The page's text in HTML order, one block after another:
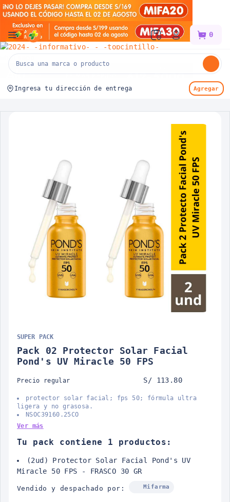
Mifarma 0
Ingresa tu dirección de entrega Agregar
SUPER PACK
Pack 02 Protector Solar Facial
Pond's UV Miracle 50 FPS
Precio regular S/ 113.80
protector solar facial; fps 50; fórmula ultra
ligera y no grasosa.
NSOC39160.25CO
Ver más
Tu pack contiene 1 productos:
(2ud) Protector Solar Facial Pond's UV
Miracle 50 FPS - FRASCO 30 GR
Vendido y despachado por: Mifarma